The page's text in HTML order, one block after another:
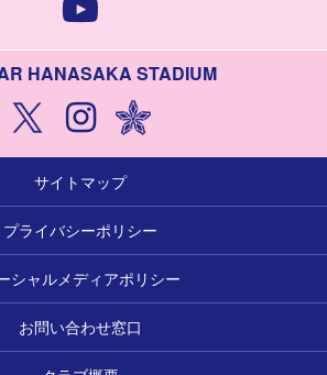
HANASAKA STADIUM
サイトマップ
プライバシーポリシー
シャルメディアポリシー
お問い合わせ窓口